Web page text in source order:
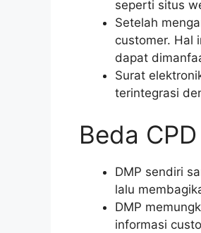
seperti situs
Setelah
customer. Hal
dapat
Surat
terintegrasi
Beda
DMP sendiri
lalu
DMP
informasi